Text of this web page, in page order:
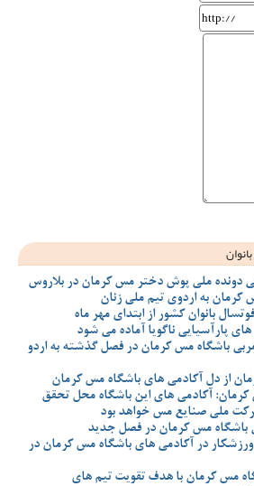
دونده ملی پوش دختر مس کرمان در بلاروس
به اردوی تیم ملی زنان
بانوان کشور از ابتدای مهر ماه
پارآسیایی ناگویا آماده می شود
و مربی باشگاه مس کرمان در فصل گذشته به اردو
از دل آکادمی های باشگاه مس کرمان
آکادمی های این باشگاه محل تحقق
ملی صنایع مس خواهد بود
باشگاه مس کرمان در فصل جدید
حضور نزدیک به 750 ورزشکار در آکادمی های باشگاه مس کرمان در
مس کرمان با هدف تقویت تیم‌ های